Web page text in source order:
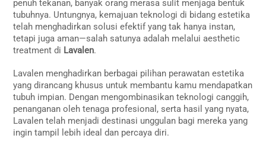
penuh tekanan, banyak orang merasa sulit menjaga bentuk
tubuhnya. Untungnya, kemajuan teknologi di bidang estetika
telah menghadirkan solusi efektif yang tak hanya instan,
tetapi juga aman—salah satunya adalah melalui aesthetic
treatment di Lavalen.
Lavalen menghadirkan berbagai pilihan perawatan estetika
yang dirancang khusus untuk membantu kamu mendapatkan
tubuh impian. Dengan mengombinasikan teknologi canggih,
penanganan oleh tenaga profesional, serta hasil yang nyata,
Lavalen telah menjadi destinasi unggulan bagi mereka yang
ingin tampil lebih ideal dan percaya diri.